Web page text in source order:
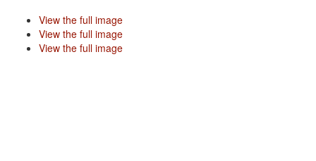
View the full image
View the full image
View the full image